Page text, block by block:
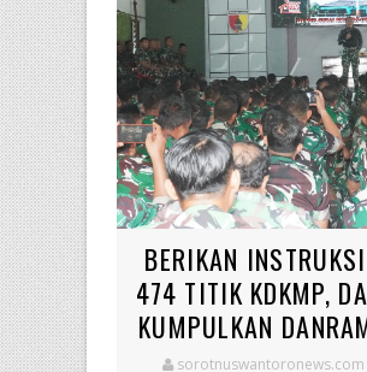
BERIKAN
474 TITIK KDKMP,
KUMPULKAN
sorotnuswantoronews.com